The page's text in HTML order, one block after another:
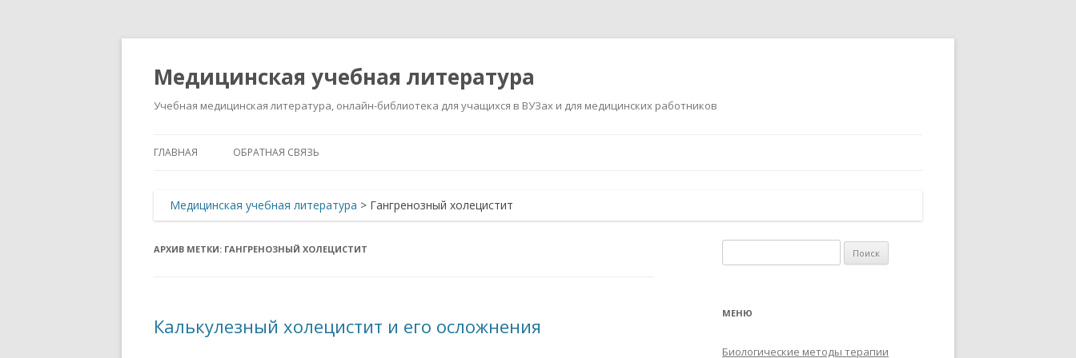
Медицинская учебная литература
Учебная медицинская литература, онлайн-библиотека для учащихся в ВУЗах и для медицинских работников
ГЛАВНАЯ ОБРАТНАЯ СВЯЗЬ
Медицинская учебная литература > Гангренозный холецистит
АРХИВ МЕТКИ: ГАНГРЕНОЗНЫЙ ХОЛЕЦИСТИТ
Калькулезный холецистит и его осложнения
МЕНЮ
Биологические методы терапии